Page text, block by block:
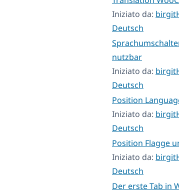
Iniziato da:
Deutsch
nutzbar
Iniziato da:
Deutsch
Position
Iniziato da:
Deutsch
Position Flagge
Iniziato da:
Deutsch
Der erste Tab in